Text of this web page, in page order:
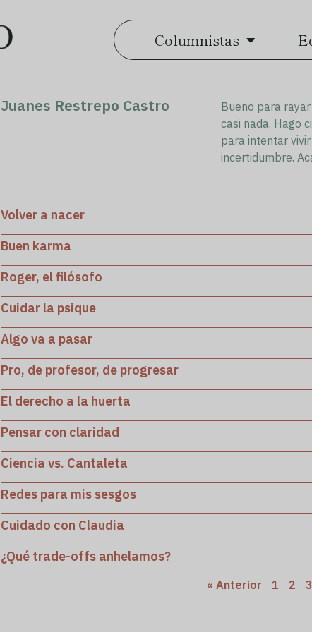
Columnistas
Juanes Restrepo Castro
Bueno para
casi nada. Hago
para intentar
incertidumbre.
Volver a nacer
Buen karma
Roger, el filósofo
Cuidar la psique
Algo va a pasar
Pro, de profesor, de progresar
El derecho a la huerta
Pensar con claridad
Ciencia vs. Cantaleta
Redes para mis sesgos
Cuidado con Claudia
¿Qué trade-offs anhelamos?
« Anterior 1 2 3